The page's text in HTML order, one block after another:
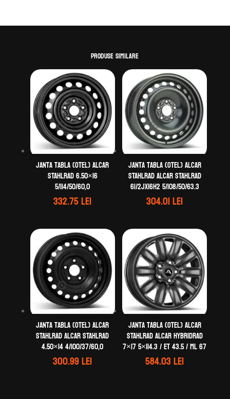
Produse similare
Janta tabla (otel) ALCAR
STAHLRAD 6.50×16
5/114/50/60,0
332.75lei
Janta tabla (otel) ALCAR
STAHLRAD ALCAR STAHLRAD
61/2Jx16H2 5/108/50/63.3
304.01lei
Janta tabla (otel) ALCAR
STAHLRAD ALCAR STAHLRAD
4.50×14 4/100/37/60,0
300.99lei
Janta tabla (otel) ALCAR
STAHLRAD ALCAR HYBRIDRAD
7×17 5×114.3 / ET 43.5 / ML 67
584.03lei